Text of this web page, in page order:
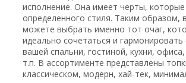
исполнение. Она имеет черты,
определенного стиля. Таким образом,
можете выбрать именно тот очаг,
идеально сочетаться и
вашей спальни, гостиной, кухни,
т.п. В ассортименте представлены
классическом, модерн, хай-тек,